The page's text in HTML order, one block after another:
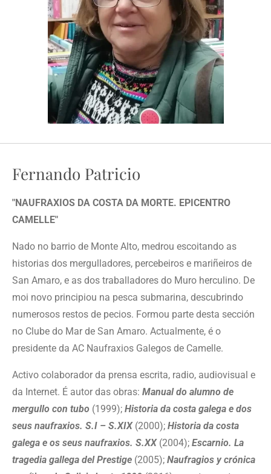
Fernando Patricio
"NAUFRAXIOS DA COSTA DA MORTE. EPICENTRO
CAMELLE"
Nado no barrio de Monte Alto, medrou escoitando as
historias dos mergulladores, percebeiros e mariñeiros de
San Amaro, e as dos traballadores do Muro herculino. De
moi novo principiou na pesca submarina, descubrindo
numerosos restos de pecios. Formou parte desta sección
no Clube do Mar de San Amaro. Actualmente, é o
presidente da AC Naufraxios Galegos de Camelle.
Activo colaborador da prensa escrita, radio, audiovisual e
da Internet. É autor das obras: Manual do alumno de
mergullo con tubo (1999); Historia da costa galega e dos
seus naufraxios. S.I – S.XIX(2000); Historia da costa
galega e os seus naufraxios. S.XX(2004); Escarnio. La
tragedia gallega del Prestige (2005); Naufragios y crónica